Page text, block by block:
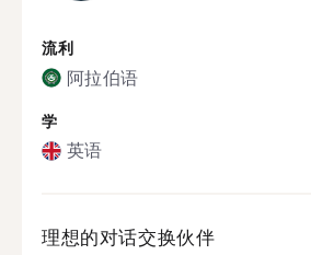
流利
阿拉伯语
学
英语
理想的对话交换伙伴